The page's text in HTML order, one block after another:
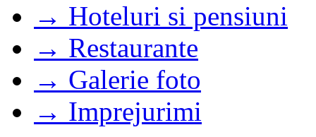
→ Hoteluri si pensiuni
→ Restaurante
→ Galerie foto
→ Imprejurimi